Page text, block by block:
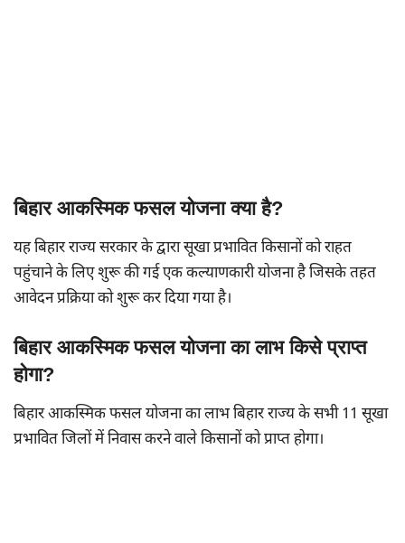
बिहार आकस्मिक फसल योजना क्या है?
यह बिहार राज्य सरकार के द्वारा सूखा प्रभावित किसानों को राहत
पहुंचाने के लिए शुरू की गई एक कल्याणकारी योजना है जिसके तहत
आवेदन प्रक्रिया को शुरू कर दिया गया है।
बिहार आकस्मिक फसल योजना का लाभ किसे प्राप्त
होगा?
बिहार आकस्मिक फसल योजना का लाभ बिहार राज्य के सभी 11 सूखा
प्रभावित जिलों में निवास करने वाले किसानों को प्राप्त होगा।